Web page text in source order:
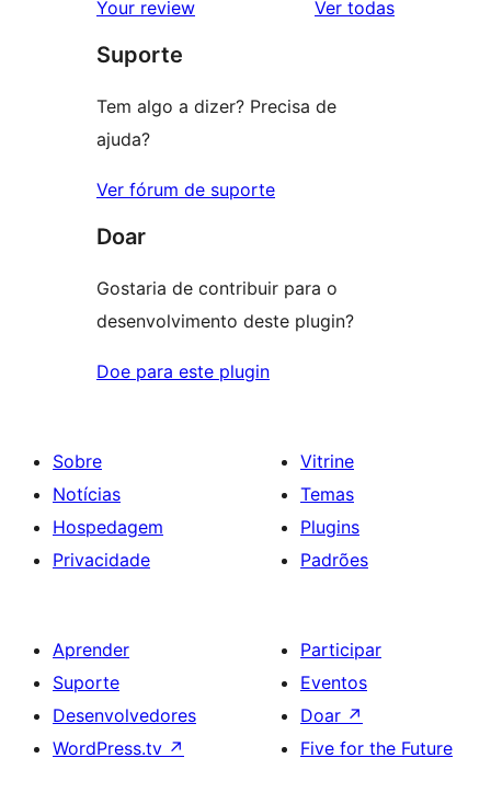
Your review Ver todasavaliações
Suporte
Tem algo a dizer? Precisa de
ajuda?
Ver fórum de suporte
Doar
Gostaria de contribuir para o
desenvolvimento deste plugin?
Doe para este plugin
Sobre
Notícias
Hospedagem
Privacidade
Vitrine
Temas
Plugins
Padrões
Aprender
Suporte
Desenvolvedores
WordPress.tv ↗
Participar
Eventos
Doar ↗
Five for the Future